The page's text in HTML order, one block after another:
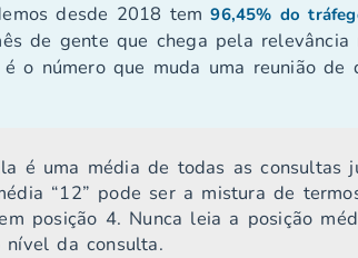
desde 2018 tem96,45% do
de gente que chega pela relevância
o número que muda uma reunião de
é uma média de todas as consultas
“12” pode ser a mistura de
posição 4. Nunca leia a posição
da consulta.